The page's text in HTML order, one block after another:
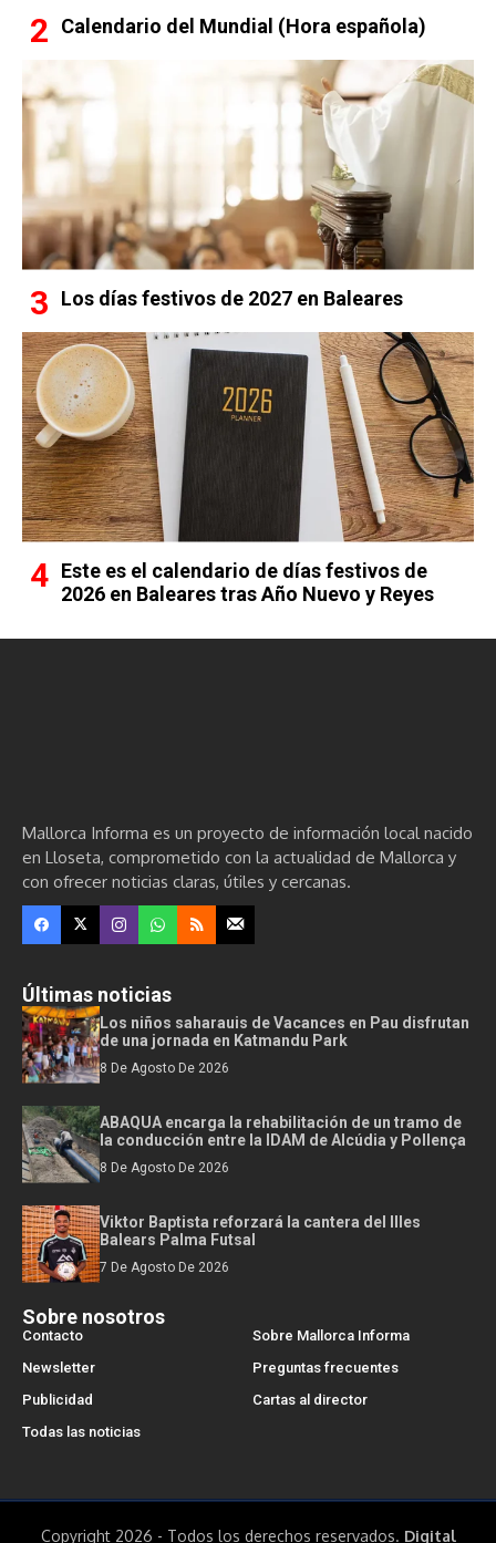
Calendario del Mundial (Hora española)
Los días festivos de 2027 en Baleares
Este es el calendario de días festivos de
2026 en Baleares tras Año Nuevo y Reyes
Mallorca Informa es un proyecto de información local nacido
en Lloseta, comprometido con la actualidad de Mallorca y
con ofrecer noticias claras, útiles y cercanas.
Últimas noticias
Los niños saharauis de Vacances en Pau disfrutan
de una jornada en Katmandu Park
8 De Agosto De 2026
ABAQUA encarga la rehabilitación de un tramo de
la conducción entre la IDAM de Alcúdia y Pollença
8 De Agosto De 2026
Viktor Baptista reforzará la cantera del Illes
Balears Palma Futsal
7 De Agosto De 2026
Sobre nosotros
Contacto
Sobre Mallorca Informa
Newsletter
Preguntas frecuentes
Publicidad
Cartas al director
Todas las noticias
Copyright 2026 - Todos los derechos reservados. Digital